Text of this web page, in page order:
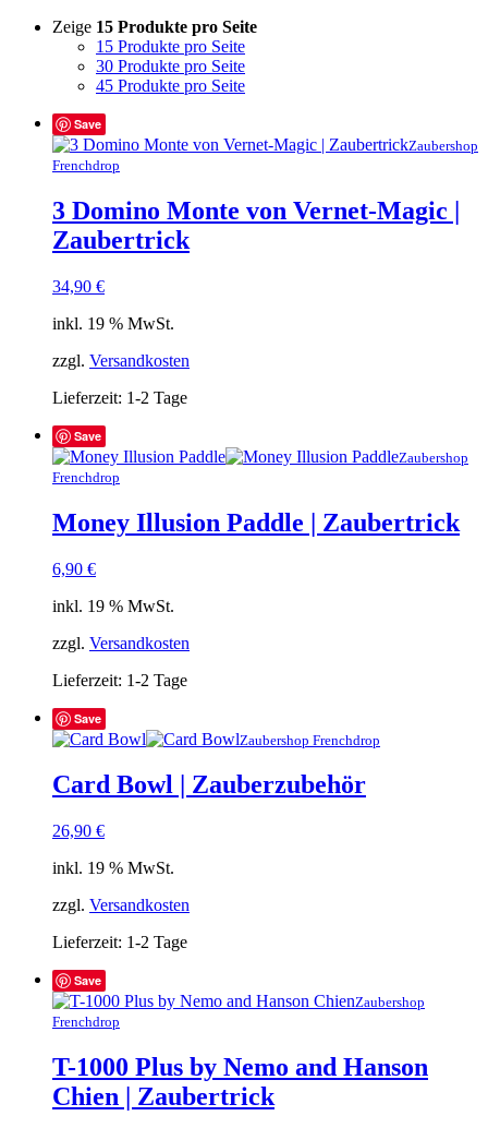
Zeige 15 Produkte pro Seite
15 Produkte pro Seite
30 Produkte pro Seite
45 Produkte pro Seite
Save
Zaubershop
Frenchdrop
3 Domino Monte von Vernet-Magic |
Zaubertrick
34,90 €
inkl. 19 % MwSt.
zzgl. Versandkosten
Lieferzeit: 1-2 Tage
Save
Zaubershop
Frenchdrop
Money Illusion Paddle | Zaubertrick
6,90 €
inkl. 19 % MwSt.
zzgl. Versandkosten
Lieferzeit: 1-2 Tage
Save
Zaubershop Frenchdrop
Card Bowl | Zauberzubehör
26,90 €
inkl. 19 % MwSt.
zzgl. Versandkosten
Lieferzeit: 1-2 Tage
Save
Zaubershop
Frenchdrop
T-1000 Plus by Nemo and Hanson
Chien | Zaubertrick